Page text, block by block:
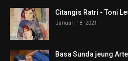
Citangis Ratri - Toni
Januari 18, 2021
Basa Sunda jeung